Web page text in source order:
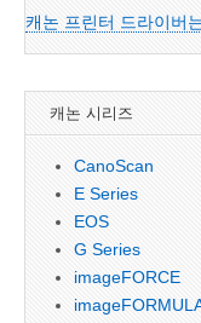
캐논 프린터 드라이버
캐논 시리즈
CanoScan
E Series
EOS
G Series
imageFORCE